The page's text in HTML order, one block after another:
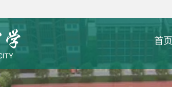
首页